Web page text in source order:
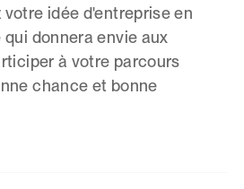
idée d'entreprise en
donnera envie aux
à votre parcours
chance et bonne